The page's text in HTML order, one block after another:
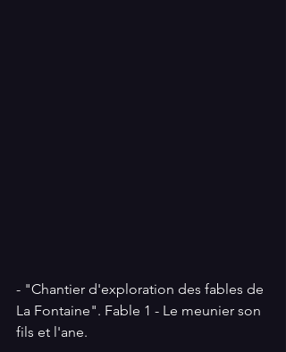
- "Chantier d'exploration des fables de
La Fontaine". Fable 1 - Le meunier son
fils et l'ane.